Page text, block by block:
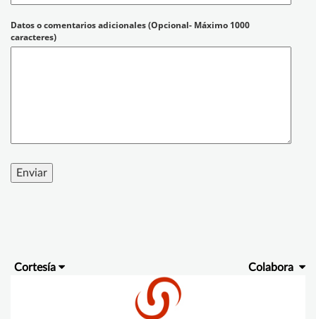
Datos o comentarios adicionales (Opcional- Máximo 1000
caracteres)
Cortesía Colabora